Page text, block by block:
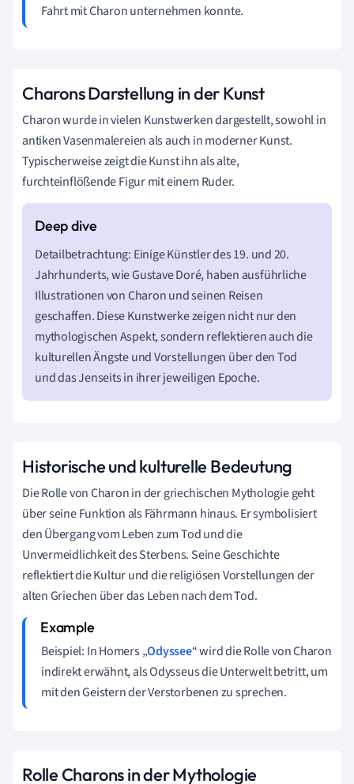
Fahrt mit Charon unternehmen konnte.
Charons Darstellung in der Kunst
Charon wurde in vielen Kunstwerken dargestellt, sowohl in
antiken Vasenmalereien als auch in moderner Kunst.
Typischerweise zeigt die Kunst ihn als alte,
furchteinflößende Figur mit einem Ruder.
Detailbetrachtung: Einige Künstler des 19. und 20.
Jahrhunderts, wie Gustave Doré, haben ausführliche
Illustrationen von Charon und seinen Reisen
geschaffen. Diese Kunstwerke zeigen nicht nur den
mythologischen Aspekt, sondern reflektieren auch die
kulturellen Ängste und Vorstellungen über den Tod
und das Jenseits in ihrer jeweiligen Epoche.
Historische und kulturelle Bedeutung
Die Rolle von Charon in der griechischen Mythologie geht
über seine Funktion als Fährmann hinaus. Er symbolisiert
den Übergang vom Leben zum Tod und die
Unvermeidlichkeit des Sterbens. Seine Geschichte
reflektiert die Kultur und die religiösen Vorstellungen der
alten Griechen über das Leben nach dem Tod.
Beispiel: In Homers „Odyssee“ wird die Rolle von Charon
indirekt erwähnt, als Odysseus die Unterwelt betritt, um
mit den Geistern der Verstorbenen zu sprechen.
Rolle Charons in der Mythologie